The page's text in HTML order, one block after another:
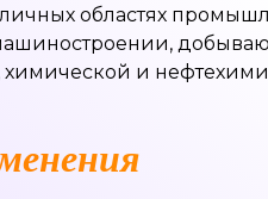
областях
химической и